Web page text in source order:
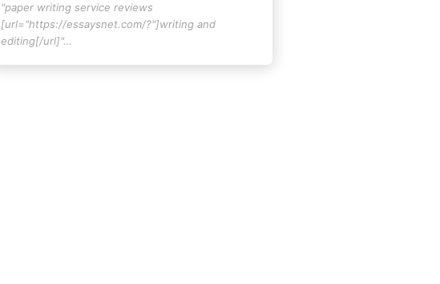
"paper writing service reviews
[url="https://essaysnet.com/?"]writing and
editing[/url]"…